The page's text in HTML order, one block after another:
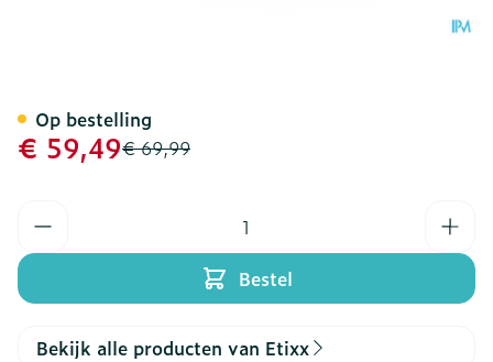
Adviesprijs
€ 69,99
Promotie prijs
€ 59,49
Bestel
Op bestelling
Bekijk alle producten van Etixx